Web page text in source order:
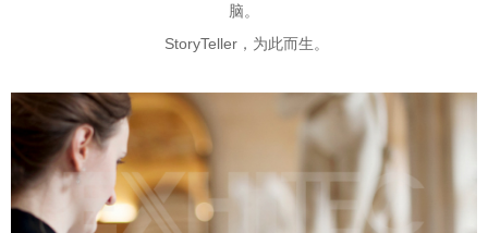
脑。
StoryTeller，为此而生。